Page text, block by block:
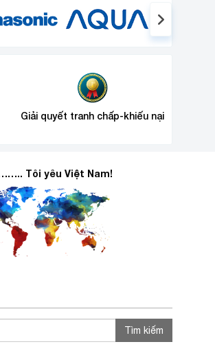
Giải quyết tranh chấp-khiếu nại
Tôi yêu Việt Nam!
Tìm kiếm